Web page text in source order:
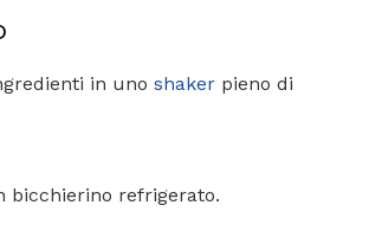
in uno shaker pieno di
bicchierino refrigerato.